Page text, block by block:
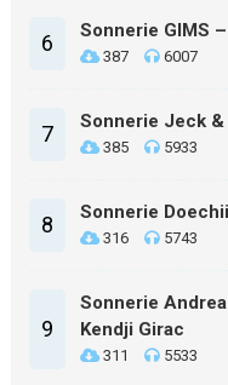
6 Sonnerie GIMS
387 6007
7 Sonnerie Jeck &
385 5933
8 Sonnerie
316 5743
9
Sonnerie
Kendji Girac
311 5533